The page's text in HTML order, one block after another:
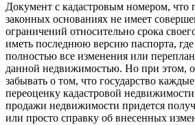
Документ с кадастровым номером, что
законных основаниях не имеет
ограничений относительно срока
иметь последнюю версию паспорта,
полностью все изменения или
данной недвижимостью. Но при этом,
забывать о том, что государство каждые
переоценку кадастровой
продажи недвижимости придется
или просто справку об внесенных